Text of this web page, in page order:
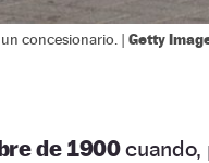
concesionario. | Getty
de 1900cuando,